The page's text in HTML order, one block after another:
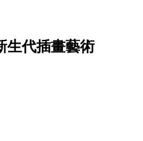
生代插畫藝術